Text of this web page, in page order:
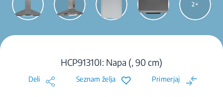
2
HCP91310I: Napa (, 90 cm)
Deli Seznam želja Primerjaj